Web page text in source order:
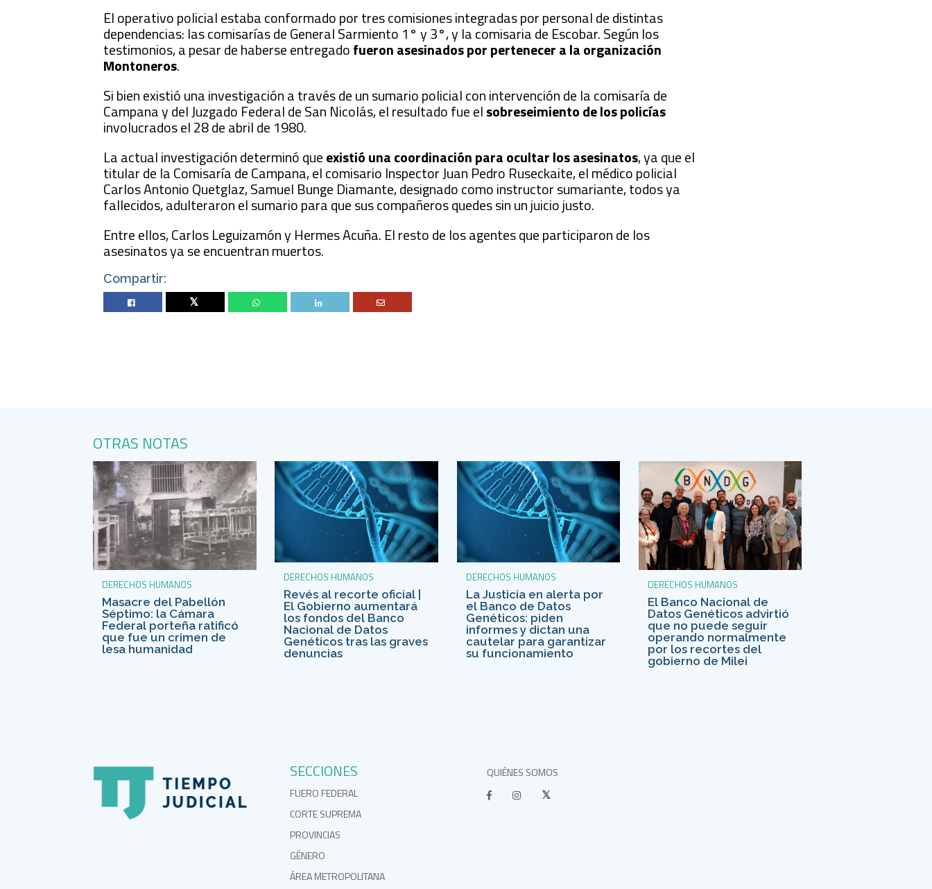
El operativo policial estaba conformado por tres comisiones integradas por personal de distintas
dependencias: las comisarías de General Sarmiento 1° y 3°, y la comisaria de Escobar. Según los
testimonios, a pesar de haberse entregadofueron asesinados por pertenecer a la organización
Montoneros.
Si bien existió una investigación a través de un sumario policial con intervención de la comisaría de
Campana y del Juzgado Federal de San Nicolás, el resultado fue elsobreseimiento de los policías
involucrados el 28 de abril de 1980.
La actual investigación determinó queexistió una coordinación para ocultar los asesinatos, ya que el
titular de la Comisaría de Campana, el comisario Inspector Juan Pedro Ruseckaite, el médico policial
Carlos Antonio Quetglaz, Samuel Bunge Diamante, designado como instructor sumariante, todos ya
fallecidos, adulteraron el sumario para que sus compañeros quedes sin un juicio justo.
Entre ellos, Carlos Leguizamón y Hermes Acuña. El resto de los agentes que participaron de los
asesinatos ya se encuentran muertos.
Compartir:
Twitter
OTRAS NOTAS
DERECHOS HUMANOS
Masacre del Pabellón
Séptimo: la Cámara
Federal porteña ratificó
que fue un crimen de
lesa humanidad
DERECHOS HUMANOS
Revés al recorte oficial |
El Gobierno aumentará
los fondos del Banco
Nacional de Datos
Genéticos tras las graves
denuncias
DERECHOS HUMANOS
La Justicia en alerta por
el Banco de Datos
Genéticos: piden
informes y dictan una
cautelar para garantizar
su funcionamiento
DERECHOS HUMANOS
El Banco Nacional de
Datos Genéticos advirtió
que no puede seguir
operando normalmente
por los recortes del
gobierno de Milei
SECCIONES
FUERO FEDERAL
CORTE SUPREMA
PROVINCIAS
GÉNERO
ÁREA METROPOLITANA
QUIÉNES SOMOS